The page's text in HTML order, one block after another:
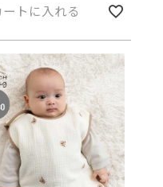
ートに入れる